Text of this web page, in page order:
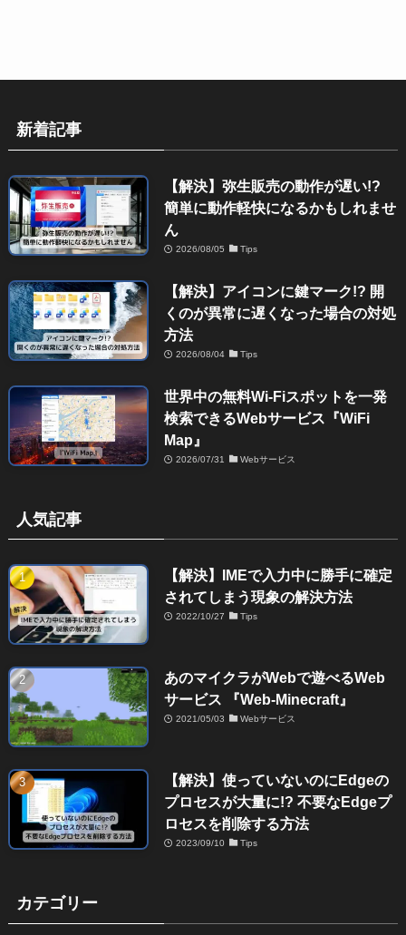
新着記事
【解決】弥生販売の動作が遅い!?
簡単に動作軽快になるかもしれませ
ん
2026/08/05 Tips
【解決】アイコンに鍵マーク!? 開
くのが異常に遅くなった場合の対処
方法
2026/08/04 Tips
世界中の無料Wi-Fiスポットを一発
検索できるWebサービス『WiFi
Map』
2026/07/31 Webサービス
人気記事
【解決】IMEで入力中に勝手に確定
されてしまう現象の解決方法
2022/10/27 Tips
あのマイクラがWebで遊べるWeb
サービス 『Web-Minecraft』
2021/05/03 Webサービス
【解決】使っていないのにEdgeの
プロセスが大量に!? 不要なEdgeプ
ロセスを削除する方法
2023/09/10 Tips
カテゴリー